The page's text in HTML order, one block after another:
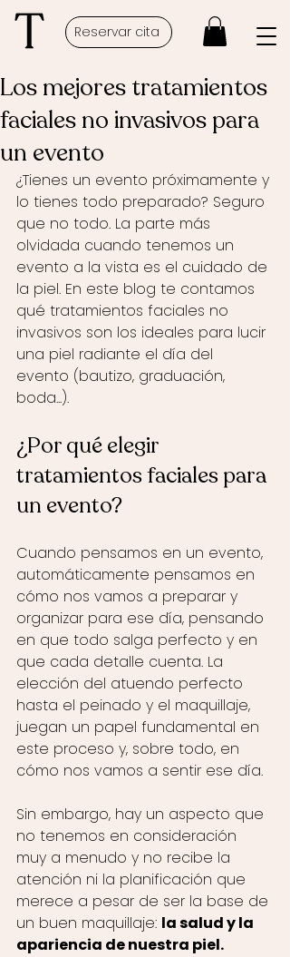
Reservar cita
Los mejores tratamientos
faciales no invasivos para
un evento
¿Tienes un evento próximamente y
lo tienes todo preparado? Seguro
que no todo. La parte más
olvidada cuando tenemos un
evento a la vista es el cuidado de
la piel. En este blog te contamos
qué tratamientos faciales no
invasivos son los ideales para lucir
una piel radiante el día del
evento (bautizo, graduación,
boda...).
¿Por qué elegir
tratamientos faciales para
un evento?
Cuando pensamos en un evento,
automáticamente pensamos en
cómo nos vamos a preparar y
organizar para ese día, pensando
en que todo salga perfecto y en
que cada detalle cuenta. La
elección del atuendo perfecto
hasta el peinado y el maquillaje,
juegan un papel fundamental en
este proceso y, sobre todo, en
cómo nos vamos a sentir ese día.
Sin embargo, hay un aspecto que
no tenemos en consideración
muy a menudo y no recibe la
atención ni la planificación que
merece a pesar de ser la base de
un buen maquillaje: la salud y la
apariencia de nuestra piel.